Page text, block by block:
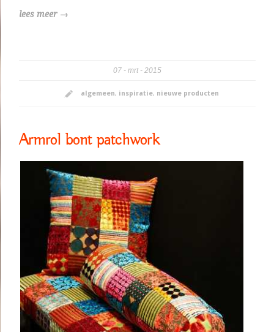
lees meer →
07 mrt 2015
algemeen, inspiratie, nieuwe producten
Armrol bont patchwork